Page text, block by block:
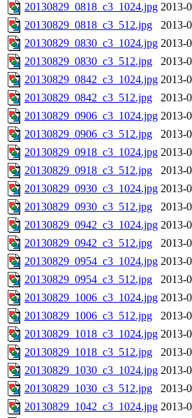
20130829_0818_c3_1024.jpg 2013-
20130829_0818_c3_512.jpg
2013-
20130829_0830_c3_1024.jpg 2013-
20130829_0830_c3_512.jpg
2013-
20130829_0842_c3_1024.jpg 2013-
20130829_0842_c3_512.jpg
2013-
20130829_0906_c3_1024.jpg 2013-
20130829_0906_c3_512.jpg
2013-
20130829_0918_c3_1024.jpg 2013-
20130829_0918_c3_512.jpg
2013-
20130829_0930_c3_1024.jpg 2013-
20130829_0930_c3_512.jpg
2013-
20130829_0942_c3_1024.jpg 2013-
20130829_0942_c3_512.jpg
2013-
20130829_0954_c3_1024.jpg 2013-
20130829_0954_c3_512.jpg
2013-
20130829_1006_c3_1024.jpg 2013-
20130829_1006_c3_512.jpg
2013-
20130829_1018_c3_1024.jpg 2013-
20130829_1018_c3_512.jpg
2013-
20130829_1030_c3_1024.jpg 2013-
20130829_1030_c3_512.jpg
2013-
20130829_1042_c3_1024.jpg 2013-